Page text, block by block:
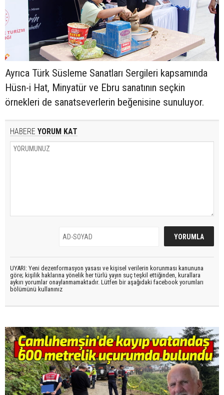
Ayrıca Türk Süsleme Sanatları Sergileri kapsamında
Hüsn-i Hat, Minyatür ve Ebru sanatının seçkin
örnekleri de sanatseverlerin beğenisine sunuluyor.
HABERE YORUM KAT
UYARI: Yeni dezenformasyon yasası ve kişisel verilerin korunması kanununa
göre; kişilik haklarına yönelik her türlü yayın suç teşkil ettiğinden, kurallara
aykırı yorumlar onaylanmamaktadır. Lütfen bir aşağıdaki facebook yorumları
bölümünü kullanınız